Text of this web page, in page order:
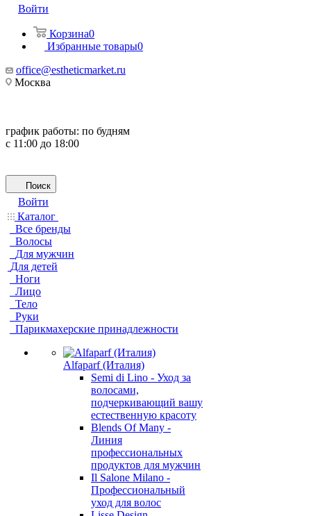
Войти
Корзина0
Избранные товары0
office@estheticmarket.ru
Москва
график работы: по будням
с 11:00 до 18:00
Поиск
Войти
Каталог
Все бренды
Волосы
Для мужчин
Для детей
Ноги
Лицо
Тело
Руки
Парикмахерские принадлежности
Alfaparf (Италия)
Semi di Lino - Уход за
волосами,
подчеркивающий вашу
естественную красоту
Blends Of Many -
Линия
профессиональных
продуктов для мужчин
Il Salone Milano -
Профессиональный
уход для волос